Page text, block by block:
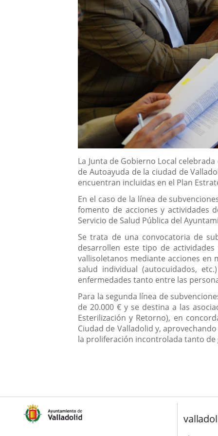
Descripción
La Junta de Gobierno Local
de Autoayuda de la ciudad de
encuentran incluidas en el Plan
En el caso de la línea de
fomento de acciones y actividades
Servicio de Salud Pública del
Se trata de una convocatoria de
desarrollen este tipo de
vallisoletanos mediante acciones en
salud individual (autocuidados,
enfermedades tanto entre las
Para la segunda línea de
de 20.000 € y se destina a las
Esterilización y Retorno), en
Ciudad de Valladolid y,
la proliferación incontrolada tanto